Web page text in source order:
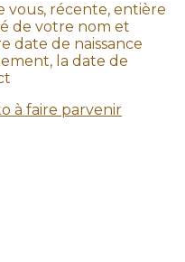
vous, récente, entière
de votre nom et
date de naissance
la date de
à faire parvenir